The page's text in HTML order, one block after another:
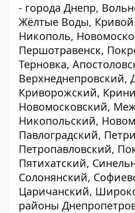
- города Днепр,
Жёлтые Воды, Кривой
Никополь,
Першотравенск,
Терновка,
Верхнеднепровский,
Криворожский,
Новомосковский,
Никопольский,
Павлоградский,
Петропавловский,
Пятихатский,
Солонянский,
Царичанский,
районы